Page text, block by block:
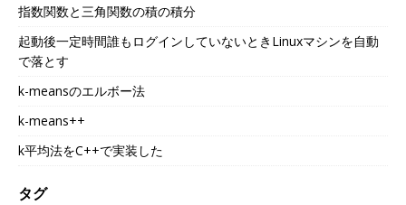
指数関数と三角関数の積の積分
起動後一定時間誰もログインしていないときLinuxマシンを自動
で落とす
k-meansのエルボー法
k-means++
k平均法をC++で実装した
タグ